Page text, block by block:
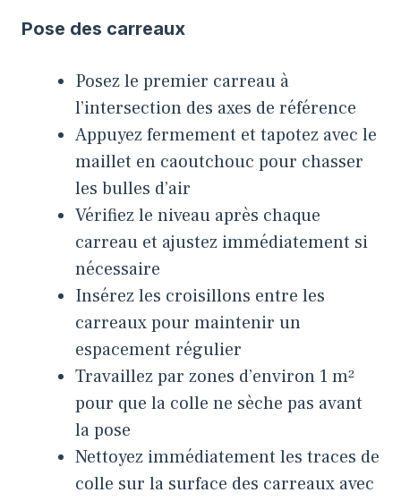
Pose des carreaux
Posez le premier carreau à
l’intersection des axes de référence
Appuyez fermement et tapotez avec le
maillet en caoutchouc pour chasser
les bulles d’air
Vérifiez le niveau après chaque
carreau et ajustez immédiatement si
nécessaire
Insérez les croisillons entre les
carreaux pour maintenir un
espacement régulier
Travaillez par zones d’environ 1 m²
pour que la colle ne sèche pas avant
la pose
Nettoyez immédiatement les traces de
colle sur la surface des carreaux avec